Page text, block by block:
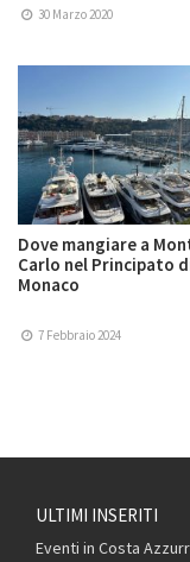
30 Marzo 2020
Dove mangiare a
Carlo nel Principato
Monaco
7 Febbraio 2024
ULTIMI INSERITI
Eventi in Costa